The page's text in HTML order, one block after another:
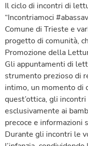
Il ciclo di incontri di
“Incontriamoci
Comune di Trieste e
progetto di comunità,
Promozione della
Gli appuntamenti di
strumento prezioso di
intimo, un momento di
quest’ottica, gli
esclusivamente ai
precoce e informazioni
Durante gli incontri le